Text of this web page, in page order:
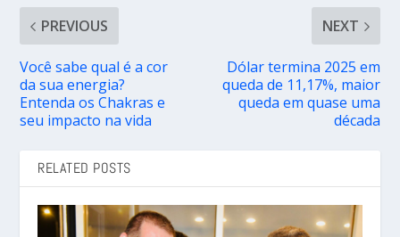
PREVIOUS
Você sabe qual é a cor
da sua energia?
Entenda os Chakras e
seu impacto na vida
NEXT
Dólar termina 2025 em
queda de 11,17%, maior
queda em quase uma
década
RELATED POSTS